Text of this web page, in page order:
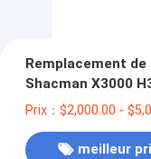
Remplacement
Shacman X3000
Prix：$2,000.00 -
meilleur